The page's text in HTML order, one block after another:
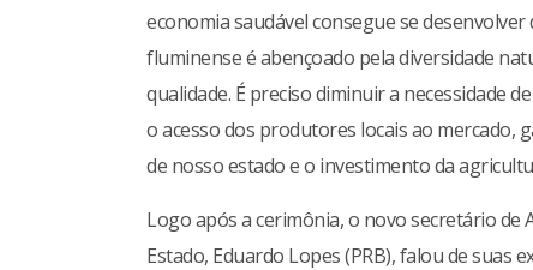
economia saudável consegue se
fluminense é abençoado pela diversidade
qualidade. É preciso diminuir a necessidade
o acesso dos produtores locais ao mercado,
de nosso estado e o investimento da
Logo após a cerimônia, o novo secretário de
Estado, Eduardo Lopes (PRB), falou de suas